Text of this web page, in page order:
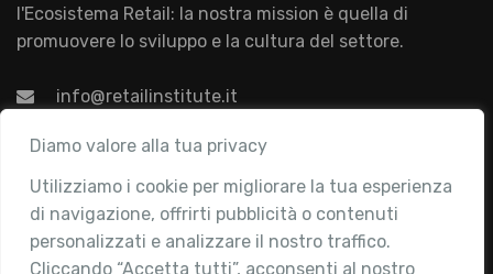
Diamo valore alla tua privacy
Utilizziamo i cookie per migliorare la tua esperienza
di navigazione, offrirti pubblicità o contenuti
personalizzati e analizzare il nostro traffico.
Cliccando “Accetta tutti”, acconsenti al nostro
l'Ecosistema Retail: la nostra mission è quella di
promuovere lo sviluppo e la cultura del settore.
info@retailinstitute.it
Associazione
Chi siamo
Attività
Contatti